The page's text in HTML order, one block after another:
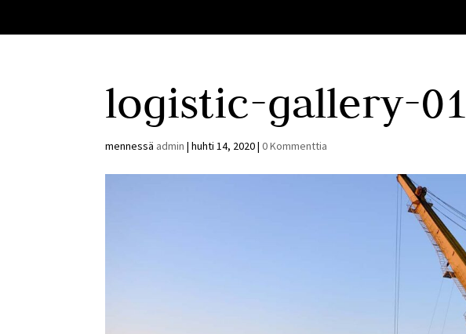
logistic-gallery-01
mennessä admin |huhti 14, 2020|0 Kommenttia